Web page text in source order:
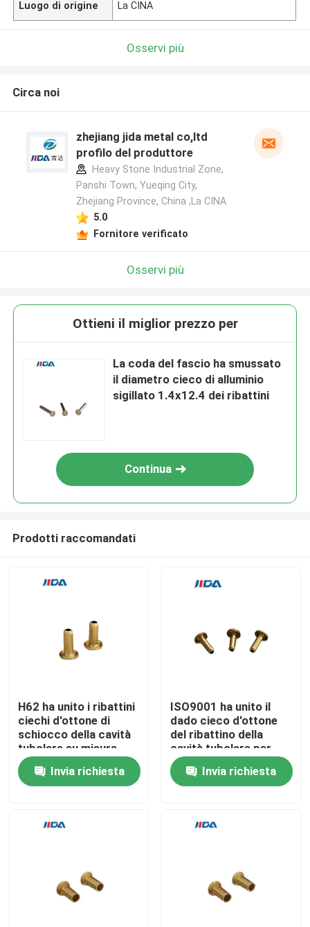
Casa.
Prodotti
Video
Su di noi
Visita alla fabbrica
Luogo di origine La CINA
Osservi più
Circa noi
zhejiang jida metal co,ltd
profilo del produttore
Heavy Stone Industrial Zone,
Panshi Town, Yueqing City,
Zhejiang Province, China ,La CINA
5.0
Fornitore verificato
Osservi più
Ottieni il miglior prezzo per
La coda del fascio ha smussato
il diametro cieco di alluminio
sigillato 1.4x12.4 dei ribattini
Continua
Prodotti raccomandati
H62 ha unito i ribattini
ciechi d'ottone di
schiocco della cavità
tubolare su misura
Invia richiesta
ISO9001 ha unito il
dado cieco d'ottone
del ribattino della
cavità tubolare per
metallo
Invia richiesta